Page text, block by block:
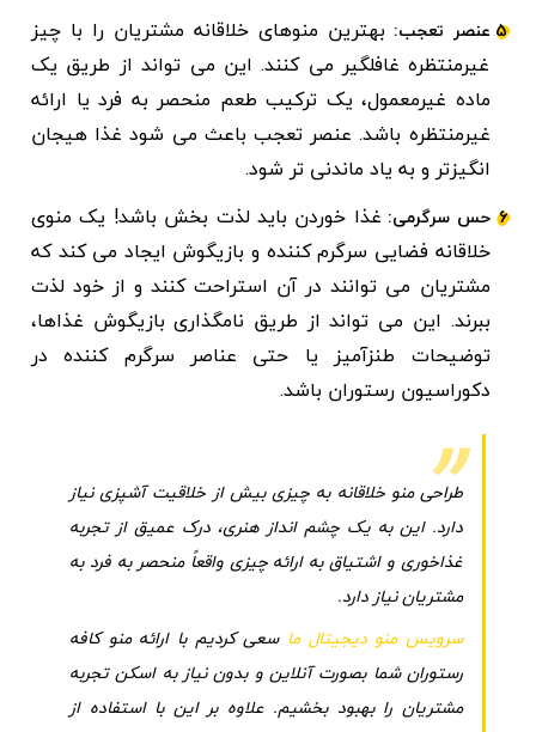
عنصر تعجب: بهترین منوهای خلاقانه مشتریان را با چیز
غیرمنتظره غافلگیر می کنند. این می تواند از طریق یک
ماده غیرمعمول، یک ترکیب طعم منحصر به فرد یا ارائه
غیرمنتظره باشد. عنصر تعجب باعث می شود غذا هیجان
انگیزتر و به یاد ماندنی تر شود.
حس سرگرمی: غذا خوردن باید لذت بخش باشد! یک منوی
خلاقانه فضایی سرگرم کننده و بازیگوش ایجاد می کند که
مشتریان می توانند در آن استراحت کنند و از خود لذت
ببرند. این می تواند از طریق نامگذاری بازیگوش غذاها،
توضیحات طنزآمیز یا حتی عناصر سرگرم کننده در
دکوراسیون رستوران باشد.
طراحی منو خلاقانه به چیزی بیش از خلاقیت آشپزی نیاز
دارد. این به یک چشم انداز هنری، درک عمیق از تجربه
غذاخوری و اشتیاق به ارائه چیزی واقعاً منحصر به فرد به
مشتریان نیاز دارد.
سرویس منو دیجیتال ما سعی کردیم با ارائه منو کافه
رستوران شما بصورت آنلاین و بدون نیاز به اسکن تجربه
مشتریان را بهبود بخشیم. علاوه بر این با استفاده از